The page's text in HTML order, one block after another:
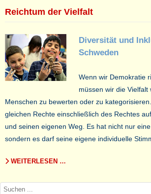
Reichtum der Vielfalt
Diversität und
Schweden
Wenn wir Demokratie
müssen wir die Vielfalt
Menschen zu bewerten oder zu
gleichen Rechte einschließlich des Rechtes
und seinen eigenen Weg. Es hat nicht nur
sondern es darf seine eigene individuelle
WEITERLESEN …